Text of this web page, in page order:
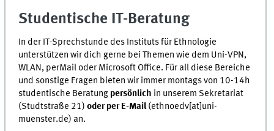
Studentische IT-Beratung
In der IT-Sprechstunde des Instituts für Ethnologie
unterstützen wir dich gerne bei Themen wie dem Uni-VPN,
WLAN, perMail oder Microsoft Office. Für all diese Bereiche
und sonstige Fragen bieten wir immer montags von 10-14h
studentische Beratung persönlich in unserem Sekretariat
(Studtstraße 21)oder per E-Mail(ethnoedv[at]uni-
muenster.de) an.